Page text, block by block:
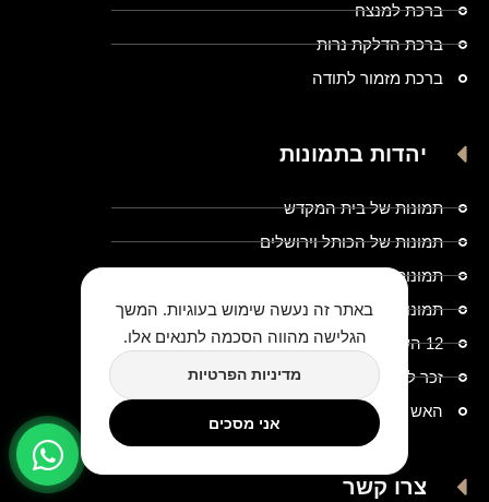
ברכת למנצח
ברכת הדלקת נרות
ברכת מזמור לתודה
יהדות בתמונות
תמונות של בית המקדש
תמונות של הכותל וירושלים
תמונות יהדות ויודאיקה
תמונות יהדות מלבניות
12 השבטים
זכר לחורבן בית המקדש
האש שלי
צרו קשר
באתר זה נעשה שימוש בעוגיות. המשך
הגלישה מהווה הסכמה לתנאים אלו.
מדיניות הפרטיות
אני מסכים